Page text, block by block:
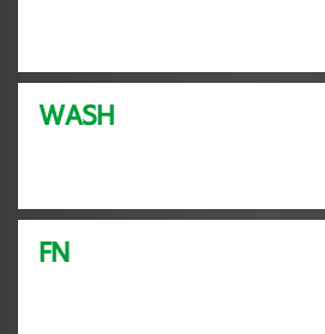
WASH
FN